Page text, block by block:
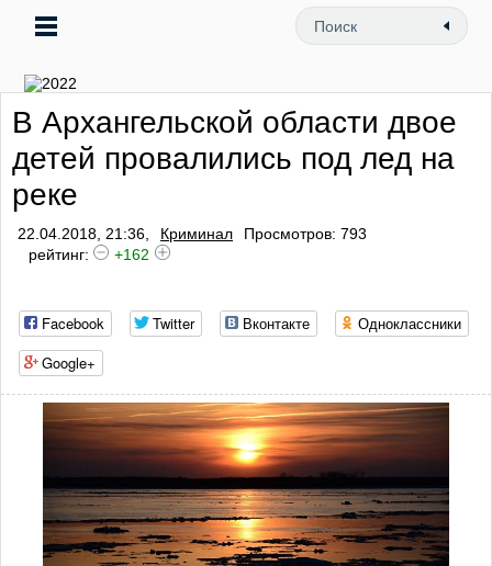
флебологии: в Москве
открылся «Городской центр
заболеваний вен и
В Архангельской области двое
детей провалились под лед на
реке
22.04.2018, 21:36, Криминал
Просмотров: 793
рейтинг:
+162
Facebook Twitter Вконтакте
Одноклассники
Google+